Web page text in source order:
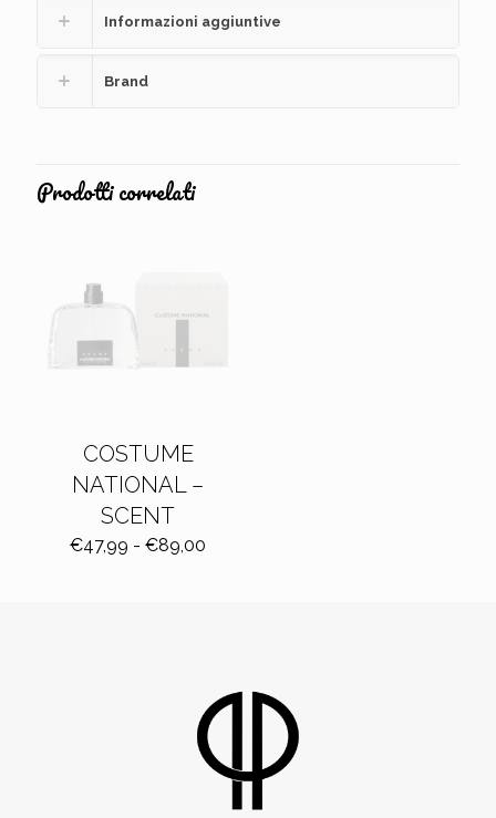
Informazioni aggiuntive
Brand
Prodotti correlati
COSTUME
NATIONAL –
SCENT
€47,99 - €89,00